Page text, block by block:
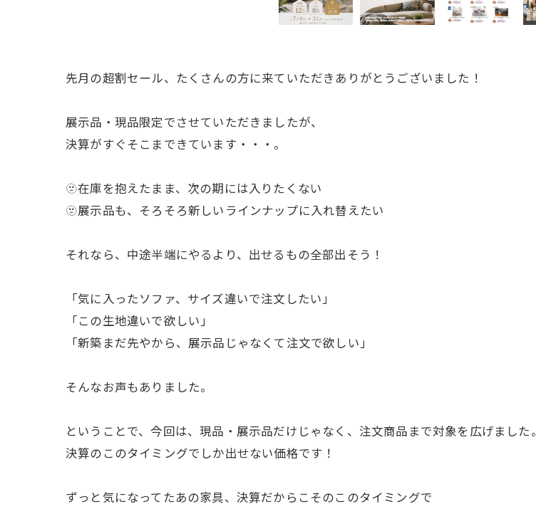
先月の超割セール、たくさんの方に来ていただきありがとうございました！
展示品・現品限定でさせていただきましたが、
決算がすぐそこまできています・・・。
🫥在庫を抱えたまま、次の期には入りたくない
🫥展示品も、そろそろ新しいラインナップに入れ替えたい
それなら、中途半端にやるより、出せるもの全部出そう！
「気に入ったソファ、サイズ違いで注文したい」
「この生地違いで欲しい」
「新築まだ先やから、展示品じゃなくて注文で欲しい」
そんなお声もありました。
ということで、今回は、現品・展示品だけじゃなく、注文商品まで対象を広げました。
決算のこのタイミングでしか出せない価格です！
ずっと気になってたあの家具、決算だからこそのこのタイミングで